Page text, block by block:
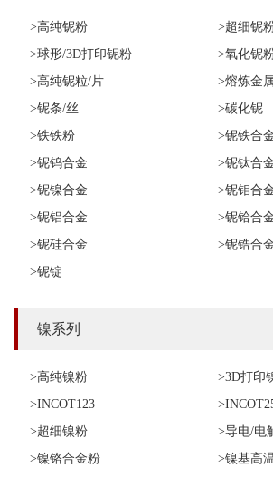
>高纯铌粉
>超细铌
>球形/3D打印铌粉
>氧化铌
>高纯铌粒/片
>熔炼金
>铌条/丝
>碳化铌
>铁铁粉
>铌铁合
>铌钨合金
>铌钛合
>铌镍合金
>铌钼合
>铌铝合金
>铌铪合
>铌硅合金
>铌锆合
>铌锭
镍系列
>高纯镍粉
>3D打印
>INCOT123
>超细镍粉
>导电/电
>镍铬合金粉
>镍基高